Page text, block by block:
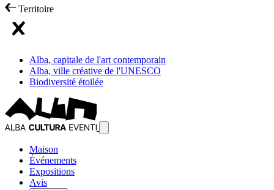
Territoire
Alba, capitale de l'art contemporain
Alba, ville créative de l'UNESCO
Biodiversité étoilée
Maison
Événements
Expositions
Avis